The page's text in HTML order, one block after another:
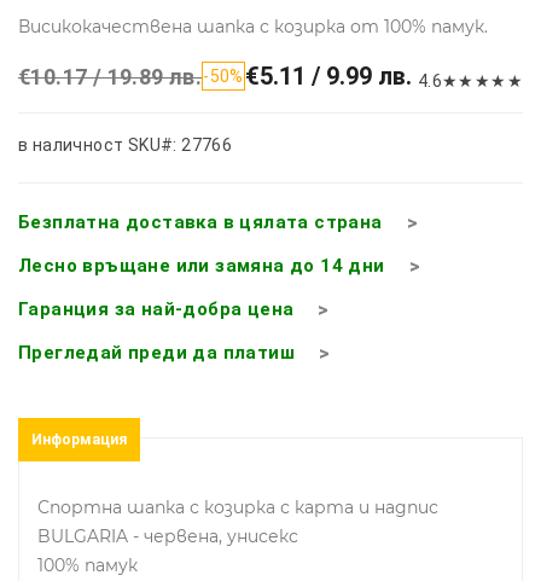
Висикокачествена шапка с козирка от 100% памук.
€10.17 / 19.89 лв.-50% €5.11 / 9.99 лв. 4.6★★ ★★ ★
в наличност SKU#: 27766
Безплатна доставка в цялата страна
Лесно връщане или замяна до 14 дни
Гаранция за най-добра цена
Прегледай преди да платиш
Информация
Спортна шапка с козирка с карта и надпис
BULGARIA - червена, унисекс
100% памук